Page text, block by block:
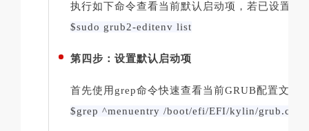
执行如下命令查看当前默认启动项，若已设置
$sudo grub2-editenv list
第四步：设置默认启动项
首先使用grep命令快速查看当前GRUB配置文件
$grep ^menuentry /boot/efi/EFI/kylin/grub.cfg